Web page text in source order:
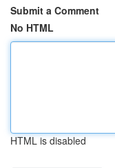
Submit a Comment
No HTML
HTML is disabled